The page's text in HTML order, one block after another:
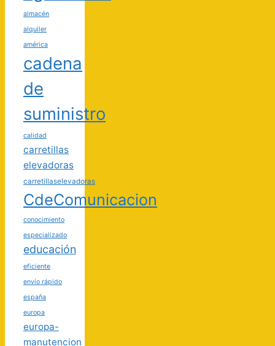
almacén
alquiler
américa
cadena
de
suministro
calidad
carretillas
elevadoras
carretillaselevadoras
CdeComunicacion
conocimiento
especializado
educación
eficiente
envío rápido
españa
europa
europa-
manutencion